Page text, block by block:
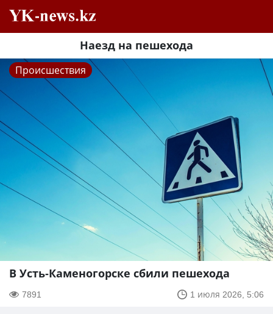
Наезд на пешехода
Происшествия
В Усть-Каменогорске сбили пешехода
7891 1 июля 2026, 5:06